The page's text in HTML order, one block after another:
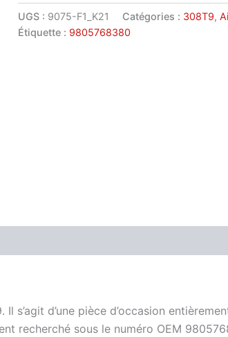
plafond
droit
Peugeot
UGS : 9075-F1_K21 Catégories : 308T9,
Étiquette : 9805768380
d’une pièce d’occasion
recherché sous le numéro OEM